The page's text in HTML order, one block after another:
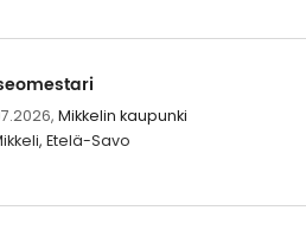
Mikkelin kaupunki
Etelä-Savo